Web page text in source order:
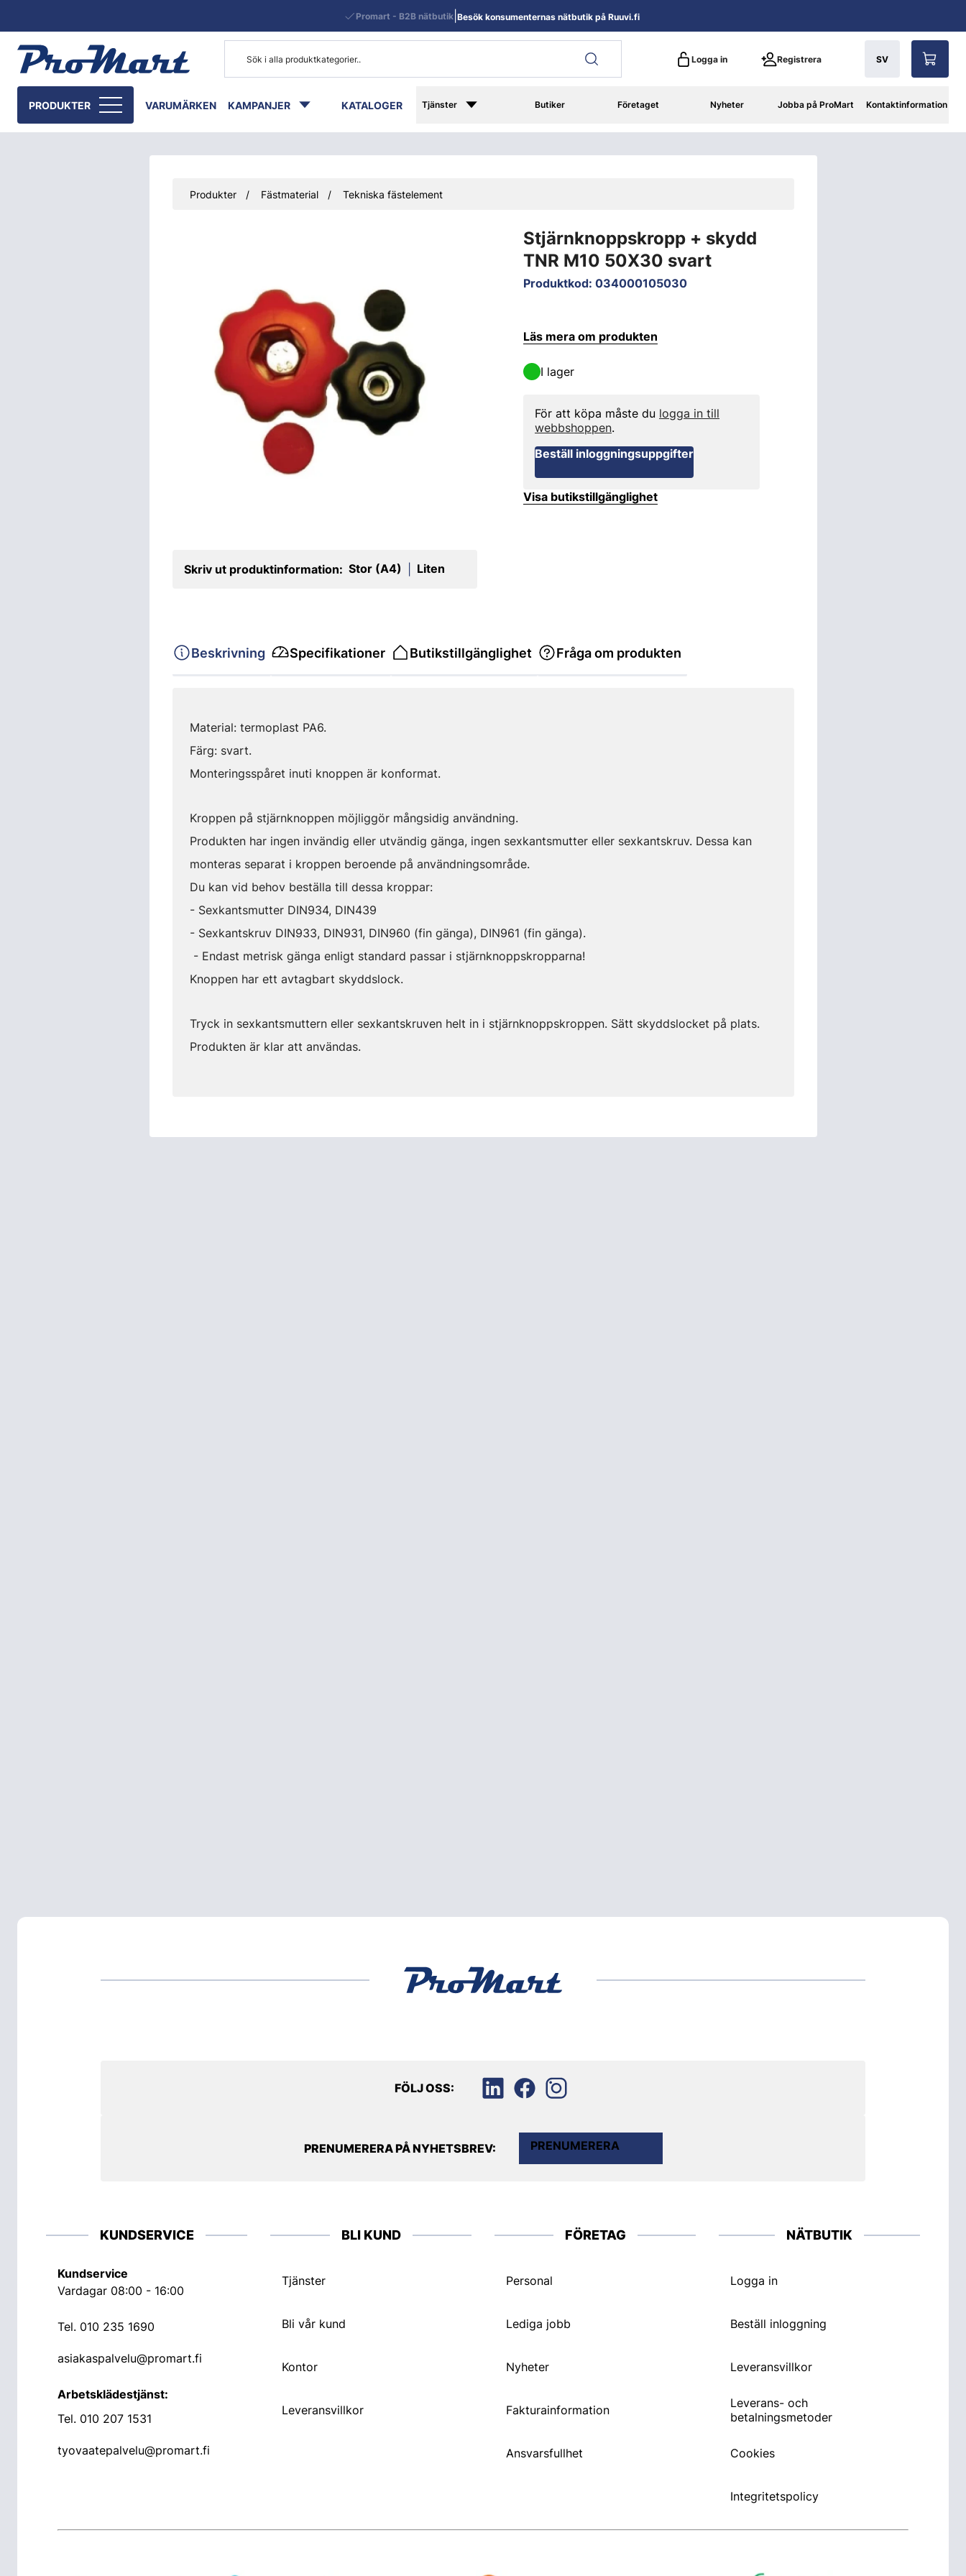
Logga in Registrera SV
PRODUKTER VARUMÄRKEN KAMPANJER KATALOGER Tjänster Butiker Företaget Nyheter Jobba på ProMart Kontaktinformation
Promart - B2B nätbutik Besök konsumenternas nätbutik på Ruuvi.fi
Produkter Fästmaterial Tekniska fästelement
Stjärnknoppskropp + skydd
TNR M10 50X30 svart
Produktkod: 034000105030
Skriv ut produktinformation: Stor (A4) Liten
Läs mera om produkten
I lager
För att köpa måste du logga in till
webbshoppen.
Beställ inloggningsuppgifter
Visa butikstillgänglighet
Beskrivning Specifikationer Butikstillgänglighet Fråga om produkten
Material: termoplast PA6.
Färg: svart.
Monteringsspåret inuti knoppen är konformat.
Kroppen på stjärnknoppen möjliggör mångsidig användning.
Produkten har ingen invändig eller utvändig gänga, ingen sexkantsmutter eller sexkantskruv. Dessa kan
monteras separat i kroppen beroende på användningsområde.
Du kan vid behov beställa till dessa kroppar:
- Sexkantsmutter DIN934, DIN439
- Sexkantskruv DIN933, DIN931, DIN960 (fin gänga), DIN961 (fin gänga).
- Endast metrisk gänga enligt standard passar i stjärnknoppskropparna!
Knoppen har ett avtagbart skyddslock.
Tryck in sexkantsmuttern eller sexkantskruven helt in i stjärnknoppskroppen. Sätt skyddslocket på plats.
Produkten är klar att användas.
FÖLJ OSS:
PRENUMERERA PÅ NYHETSBREV: PRENUMERERA
KUNDSERVICE
Kundservice
Vardagar 08:00 - 16:00
Tel. 010 235 1690
asiakaspalvelu@promart.fi
Arbetsklädestjänst:
Tel. 010 207 1531
tyovaatepalvelu@promart.fi
BLI KUND
Tjänster
Bli vår kund
Kontor
Leveransvillkor
FÖRETAG
Personal
Lediga jobb
Nyheter
Fakturainformation
Ansvarsfullhet
NÄTBUTIK
Logga in
Beställ inloggning
Leveransvillkor
Leverans- och
betalningsmetoder
Cookies
Integritetspolicy